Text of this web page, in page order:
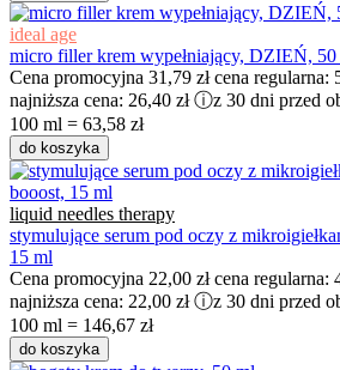
ideal age
micro filler krem wypełniający, DZIEŃ, 50
Cena promocyjna 31,79 zł cena regularna:
najniższa cena: 26,40 zł ⓘz 30 dni przed
100 ml = 63,58 zł
do koszyka
liquid needles therapy
stymulujące serum pod oczy z
15 ml
Cena promocyjna 22,00 zł cena regularna:
najniższa cena: 22,00 zł ⓘz 30 dni przed
100 ml = 146,67 zł
do koszyka